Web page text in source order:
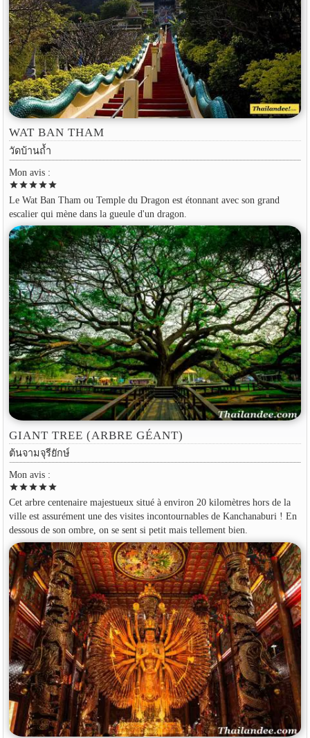
WAT BAN THAM
วัดบ้านถ้ำ
Mon avis :
starstarstarstarstar
Le Wat Ban Tham ou Temple du Dragon est étonnant avec son grand
escalier qui mène dans la gueule d'un dragon.
GIANT TREE (ARBRE GÉANT)
ต้นจามจุรียักษ์
Mon avis :
starstarstarstarstar
Cet arbre centenaire majestueux situé à environ 20 kilomètres hors de la
ville est assurément une des visites incontournables de Kanchanaburi ! En
dessous de son ombre, on se sent si petit mais tellement bien.